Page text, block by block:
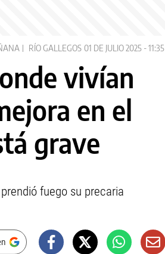
RÍO GALLEGOS 01 DE JULIO 2025 - 11:35
vivían
en el
grave
fuego su precaria